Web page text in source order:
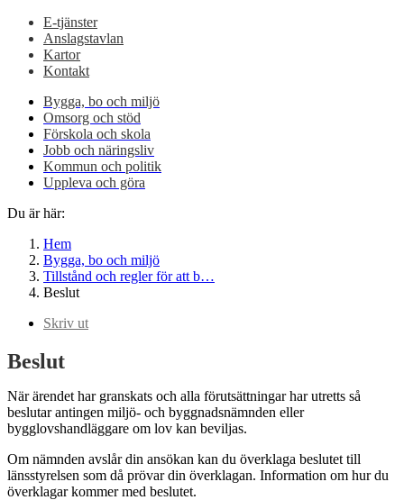
E-tjänster
Anslagstavlan
Kartor
Kontakt
Bygga, bo och miljö
Omsorg och stöd
Förskola och skola
Jobb och näringsliv
Kommun och politik
Uppleva och göra
Du är här:
Hem
Bygga, bo och miljö
Tillstånd och regler för att b…
Beslut
Skriv ut
Beslut
När ärendet har granskats och alla förutsättningar har utretts så
beslutar antingen miljö- och byggnadsnämnden eller
bygglovshandläggare om lov kan beviljas.
Om nämnden avslår din ansökan kan du överklaga beslutet till
länsstyrelsen som då prövar din överklagan. Information om hur du
överklagar kommer med beslutet.